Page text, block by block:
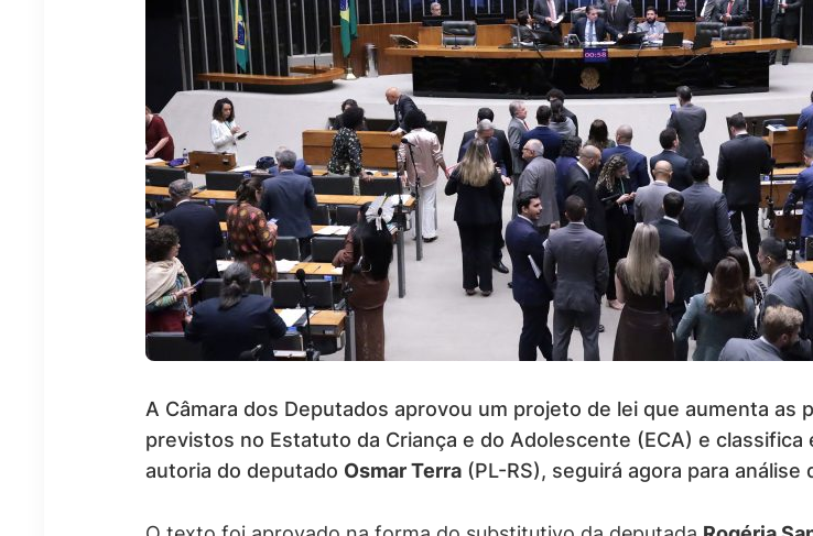
A Câmara dos Deputados aprovou um projeto de lei que aumenta as
previstos no Estatuto da Criança e do Adolescente (ECA) e
autoria do deputado Osmar Terra (PL-RS), seguirá agora para análise